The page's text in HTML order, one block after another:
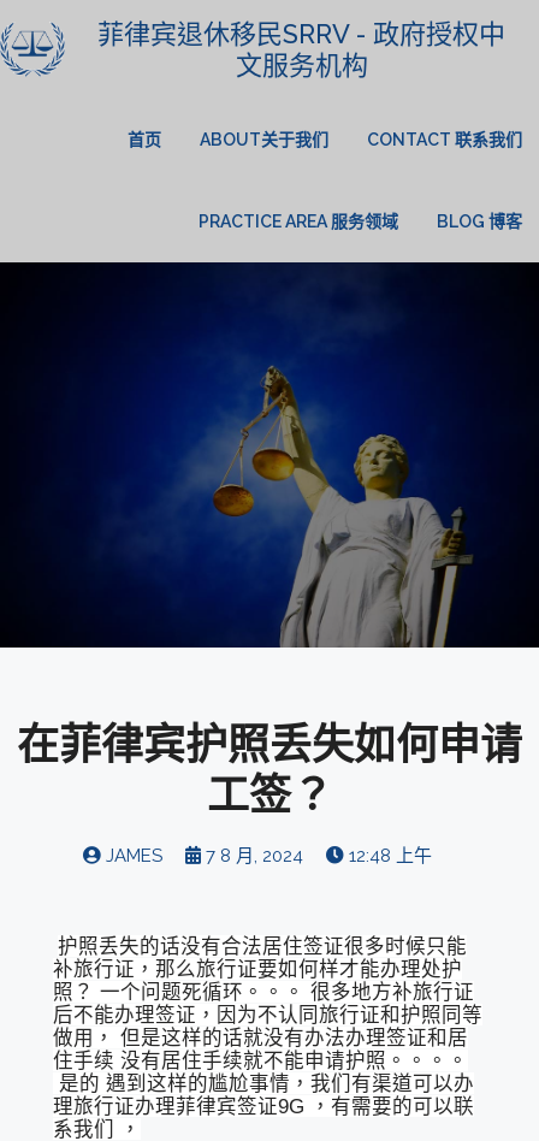
菲律宾退休移民SRRV - 政府授权中
文服务机构
首页 ABOUT关于我们 CONTACT 联系我们
PRACTICE AREA 服务领域 BLOG 博客
在菲律宾护照丢失如何申请
工签？
JAMES 7 8 月, 2024 12:48 上午
护照丢失的话没有合法居住签证很多时候只能
补旅行证，那么旅行证要如何样才能办理处护
照？ 一个问题死循环。。。 很多地方补旅行证
后不能办理签证，因为不认同旅行证和护照同等
做用， 但是这样的话就没有办法办理签证和居
住手续 没有居住手续就不能申请护照。。。。
是的 遇到这样的尴尬事情，我们有渠道可以办
理旅行证办理菲律宾签证9G ，有需要的可以联
系我们 ，